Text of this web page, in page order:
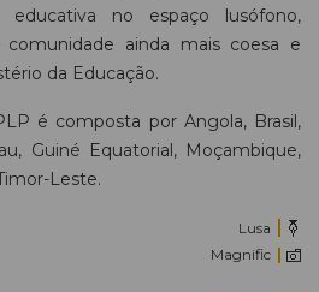
educativa no espaço lusófono,
ainda mais coesa e
da Educação.
é composta por Angola, Brasil,
Guiné Equatorial, Moçambique,
Leste.
Lusa
Magnific